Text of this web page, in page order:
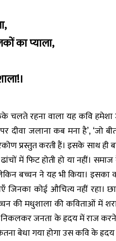
का प्याला,
चलते रहना वाला यह कवि
पर दीवा जलाना कब मना है’, ‘जो
प्रस्तुत करती हैं। इसके साथ ही
में फिट होती हो या नहीं।
बच्चन ने यह भी किया। इसका
जिनका कोई औचित्य नहीं रहा।
मधुशाला की कविताओं में
निकलकर जनता के ह्रदय में
बेधा गया होगा उस कवि के